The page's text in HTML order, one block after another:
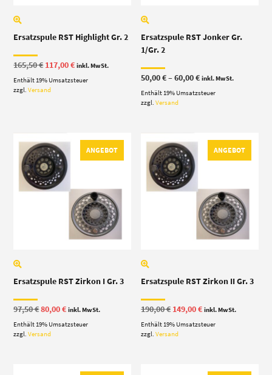
Ersatzspule RST Highlight Gr. 2
165,50€ Ursprünglicher
Preis
war:
165,50 €
117,00€Aktueller
ist:
inkl. MwSt.
Enthält 19% Umsatzsteuer
zzgl.Versand
Ersatzspule RST Jonker Gr.
1/Gr. 2
50,00€–60,00€Preisspanne:
bis
inkl. MwSt.
Enthält 19% Umsatzsteuer
zzgl.Versand
ANGEBOT
Ersatzspule RST Zirkon I Gr. 3
97,50€Ursprünglicher
Preis
war:
97,50 €
80,00€Aktueller
ist:
inkl. MwSt.
Enthält 19% Umsatzsteuer
zzgl.Versand
ANGEBOT
Ersatzspule RST Zirkon II Gr. 3
190,00€ Ursprünglicher
Preis
war:
190,00 €
149,00€Aktueller
ist:
inkl. MwSt.
Enthält 19% Umsatzsteuer
zzgl.Versand